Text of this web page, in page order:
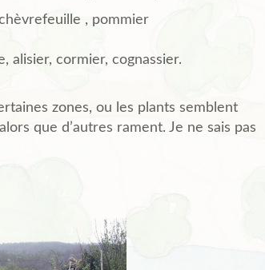
, pommier
alisier, cormier, cognassier.
zones, ou les plants semblent
que d’autres rament. Je ne sais pas